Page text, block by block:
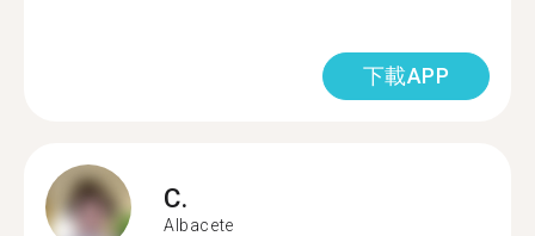
下載APP
C.
Albacete